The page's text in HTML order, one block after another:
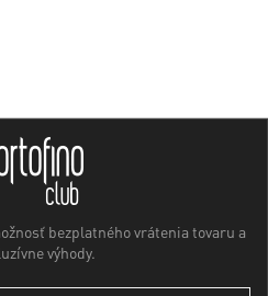
bezplatného vrátenia tovaru a
výhody.